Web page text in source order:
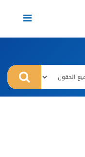
Toggle
navigation